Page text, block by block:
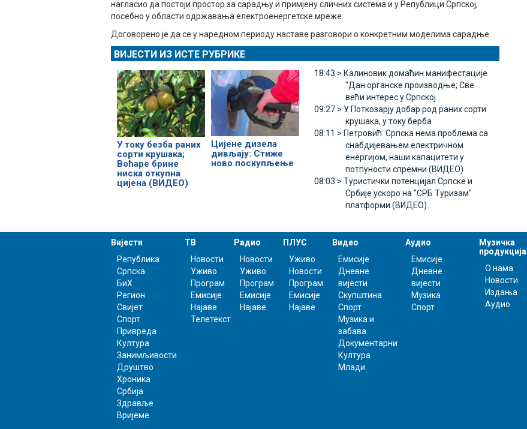
нагласио да постоји простор за сарадњу и примјену сличних система и у Републици Српској,
посебно у области одржавања електроенергетске мреже.
Договорено је да се у наредном периоду наставе разговори о конкретним моделима сарадње.
ВИЈЕСТИ ИЗ ИСТЕ РУБРИКЕ
У току безба раних
сорти крушака;
Воћаре брине
ниска откупна
цијена (ВИДЕО)
Цијене дизела
дивљају: Стиже
ново поскупљење
18:43 > Калиновик домаћин манифестације
"Дан органске производње; Све
већи интерес у Српској
09:27 > У Поткозарју добар род раних сорти
крушака, у току берба
08:11 > Петровић: Српска нема проблема са
снабдијевањем електричном
енергијом, наши капацитети у
потпуности спремни (ВИДЕО)
08:03 > Туристички потенцијал Српске и
Србије ускоро на "СРБ Туризам"
платформи (ВИДЕО)
Вијести
Република
Српска
БиХ
Регион
Свијет
Спорт
Привреда
Култура
Занимљивости
Друштво
Хроника
Србија
Здравље
Вријеме
ТВ
Новости
Уживо
Програм
Емисије
Најаве
Телетекст
Радио
Новости
Уживо
Програм
Емисије
Најаве
ПЛУС
Уживо
Новости
Програм
Емисије
Најаве
Видео
Емисије
Дневне
вијести
Скупштина
Спорт
Музика и
забава
Документарни
Култура
Млади
Аудио
Емисије
Дневне
вијести
Музика
Спорт
Музичка
продукција
О нама
Новости
Издања
Аудио